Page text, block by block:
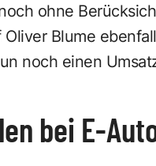
ohne
Blume
noch einen
bei E-